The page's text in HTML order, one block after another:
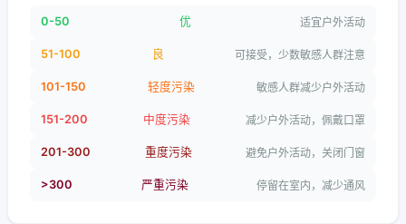
0-50 优 适宜户外活动
51-100 良 可接受，少数敏感人群注意
101-150 轻度污染 敏感人群减少户外活动
151-200 中度污染 减少户外活动，佩戴口罩
201-300 重度污染 避免户外活动，关闭门窗
>300 严重污染 停留在室内，减少通风